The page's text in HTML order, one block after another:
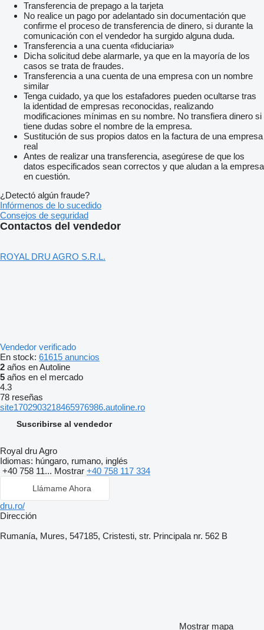
Transferencia de prepago a la tarjeta
No realice un pago por adelantado sin documentación que
confirme el proceso de transferencia de dinero, si durante la
comunicación con el vendedor ha surgido alguna duda.
Transferencia a una cuenta «fiduciaria»
Dicha solicitud debe alarmarle, ya que en la mayoría de los
casos se trata de fraudes.
Transferencia a una cuenta de una empresa con un nombre
similar
Tenga cuidado, ya que los estafadores pueden ocultarse tras
la identidad de empresas reconocidas, realizando
modificaciones mínimas en su nombre. No transfiera dinero si
tiene dudas sobre el nombre de la empresa.
Sustitución de sus propios datos en la factura de una empresa
real
Antes de realizar una transferencia, asegúrese de que los
datos especificados sean correctos y que aludan a la empresa
en cuestión.
¿Detectó algún fraude?
Infórmenos de lo sucedido
Consejos de seguridad
Contactos del vendedor
ROYAL DRU AGRO S.R.L.
Vendedor verificado
En stock: 61615 anuncios
2 años en Autoline
5 años en el mercado
4.3
78 reseñas
site1702903218465976986.autoline.ro
Suscribirse al vendedor
Royal dru Agro
Idiomas: húngaro, rumano, inglés
+40 758 11... Mostrar +40 758 117 334
Llámame Ahora
dru.ro/
Dirección
Rumanía, Mures, 547185, Cristesti, str. Principala nr. 562 B
Mostrar mapa